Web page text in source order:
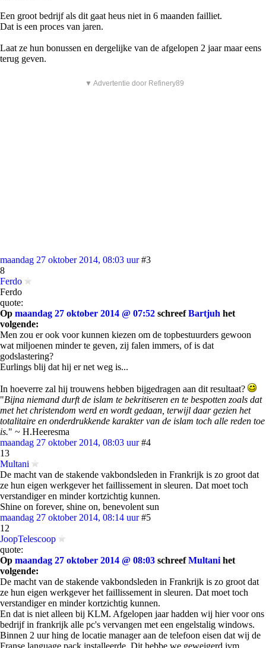
Een groot bedrijf als dit gaat heus niet in 6 maanden failliet.
Dat is een proces van jaren.
Laat ze hun bonussen en dergelijke van de afgelopen 2 jaar maar eens
terug geven.
▼ Advertentie door Refinery89
maandag 27 oktober 2014, 08:03 uur #3
8
Ferdo
Ferdo
quote:
Op maandag 27 oktober 2014 @ 07:52 schreefBartjuh het
volgende:
Men zou er ook voor kunnen kiezen om de topbestuurders gewoon
wat miljoenen minder te geven, zij falen immers, of is dat
godslastering?
Eurlings blij dat hij er net weg is...
In hoeverre zal hij trouwens hebben bijgedragen aan dit resultaat?
"Bijna niemand durft de islam te bekritiseren en te bespotten zoals dat
met het christendom werd en wordt gedaan, terwijl daar gezien het
totalitaire en onderdrukkende karakter van de islam toch alle reden toe
is." ~ H.Heeresma
maandag 27 oktober 2014, 08:03 uur #4
13
Multani
De macht van de stakende vakbondsleden in Frankrijk is zo groot dat
ze hun eigen werkgever het faillissement in sleuren. Dat moet toch
verstandiger en minder kortzichtig kunnen.
Shine on forever, shine on, benevolent sun
maandag 27 oktober 2014, 08:14 uur #5
12
JoopTelescoop
quote:
Op maandag 27 oktober 2014 @ 08:03 schreefMultani het
volgende:
De macht van de stakende vakbondsleden in Frankrijk is zo groot dat
ze hun eigen werkgever het faillissement in sleuren. Dat moet toch
verstandiger en minder kortzichtig kunnen.
En dat is niet alleen bij KLM. Afgelopen jaar hadden wij hier voor ons
bedrijf in frankrijk alle pc's vervangen met een engelstalig windows.
Binnen 2 uur hing de locatie manager aan de telefoon eisen dat wij de
Franse language pack installeerde. Dit hebbe we geweigerd ivm